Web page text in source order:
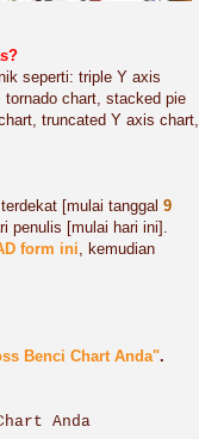
seperti: triple Y axis
chart, stacked pie
truncated Y axis chart,
[mulai tanggal 9
penulis [mulai hari ini].
form ini, kemudian
Benci Chart Anda".
Anda